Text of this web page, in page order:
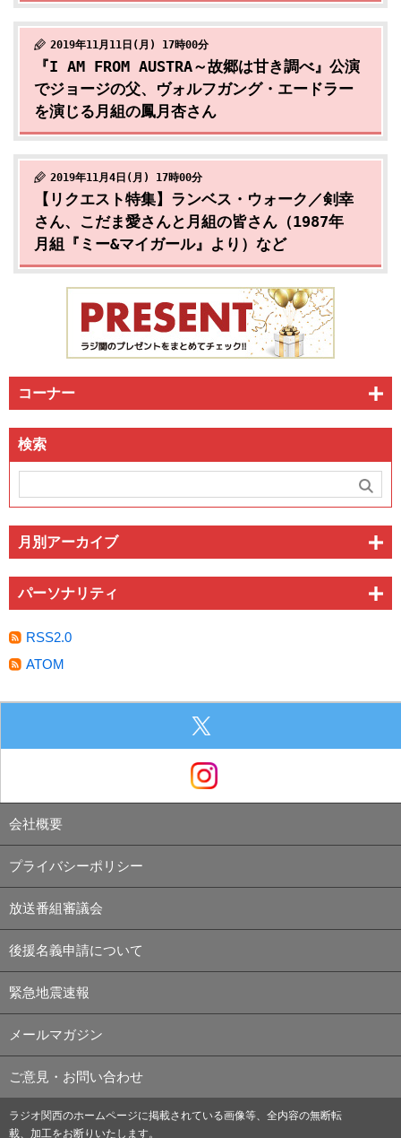
2019年11月11日(月) 17時00分
『I AM FROM AUSTRA～故郷は甘き調べ』公演
でジョージの父、ヴォルフガング・エードラー
を演じる月組の鳳月杏さん
2019年11月4日(月) 17時00分
【リクエスト特集】ランベス・ウォーク／剣幸
さん、こだま愛さんと月組の皆さん（1987年
月組『ミー&マイガール』より）など
コーナー
検索
月別アーカイブ
パーソナリティ
RSS2.0
ATOM
会社概要
プライバシーポリシー
放送番組審議会
後援名義申請について
緊急地震速報
メールマガジン
ご意見・お問い合わせ
ラジオ関西のホームページに掲載されている画像等、全内容の無断転
載、加工をお断りいたします。